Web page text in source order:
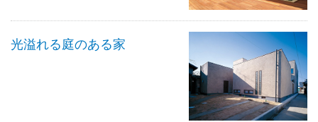
光溢れる庭のある家